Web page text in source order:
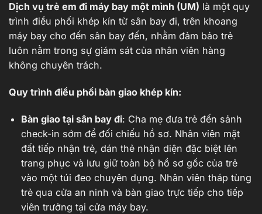
Dịch vụ trẻ em đi máy bay một mình (UM) là một quy
trình điều phối khép kín từ sân bay đi, trên khoang
máy bay cho đến sân bay đến, nhằm đảm bảo trẻ
luôn nằm trong sự giám sát của nhân viên hàng
không chuyên trách.
Quy trình điều phối bàn giao khép kín:
Bàn giao tại sân bay đi: Cha mẹ đưa trẻ đến sảnh
check-in sớm để đối chiếu hồ sơ. Nhân viên mặt
đất tiếp nhận trẻ, dán thẻ nhận diện đặc biệt lên
trang phục và lưu giữ toàn bộ hồ sơ gốc của trẻ
vào một túi đeo chuyên dụng. Nhân viên tháp tùng
trẻ qua cửa an ninh và bàn giao trực tiếp cho tiếp
viên trưởng tại cửa máy bay.